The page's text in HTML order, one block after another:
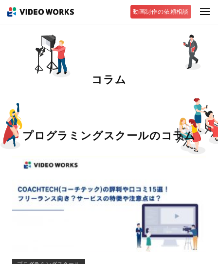
動画制作の依頼相談
コラム
プログラミングスクールのコラム